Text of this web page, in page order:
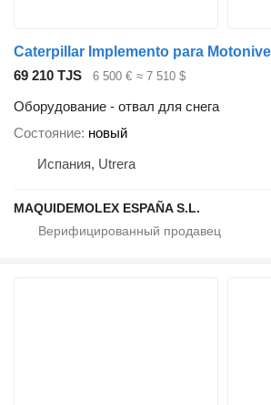
Caterpillar Implemento para
69 210 TJS
6 500 € ≈ 7 510 $
Оборудование - отвал для снега
Состояние новый
Испания, Utrera
MAQUIDEMOLEX ESPAÑA S.L.